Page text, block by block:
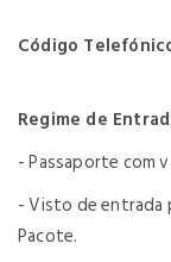
Código
Regime de
- Passaporte com
- Visto de entrada
Pacote.